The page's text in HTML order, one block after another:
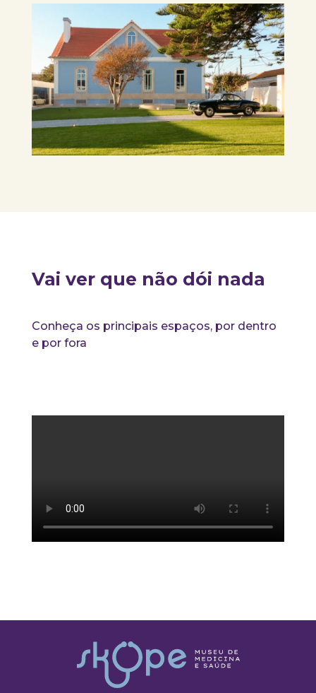
Vai ver que não dói nada
Conheça os principais espaços, por dentro
e por fora